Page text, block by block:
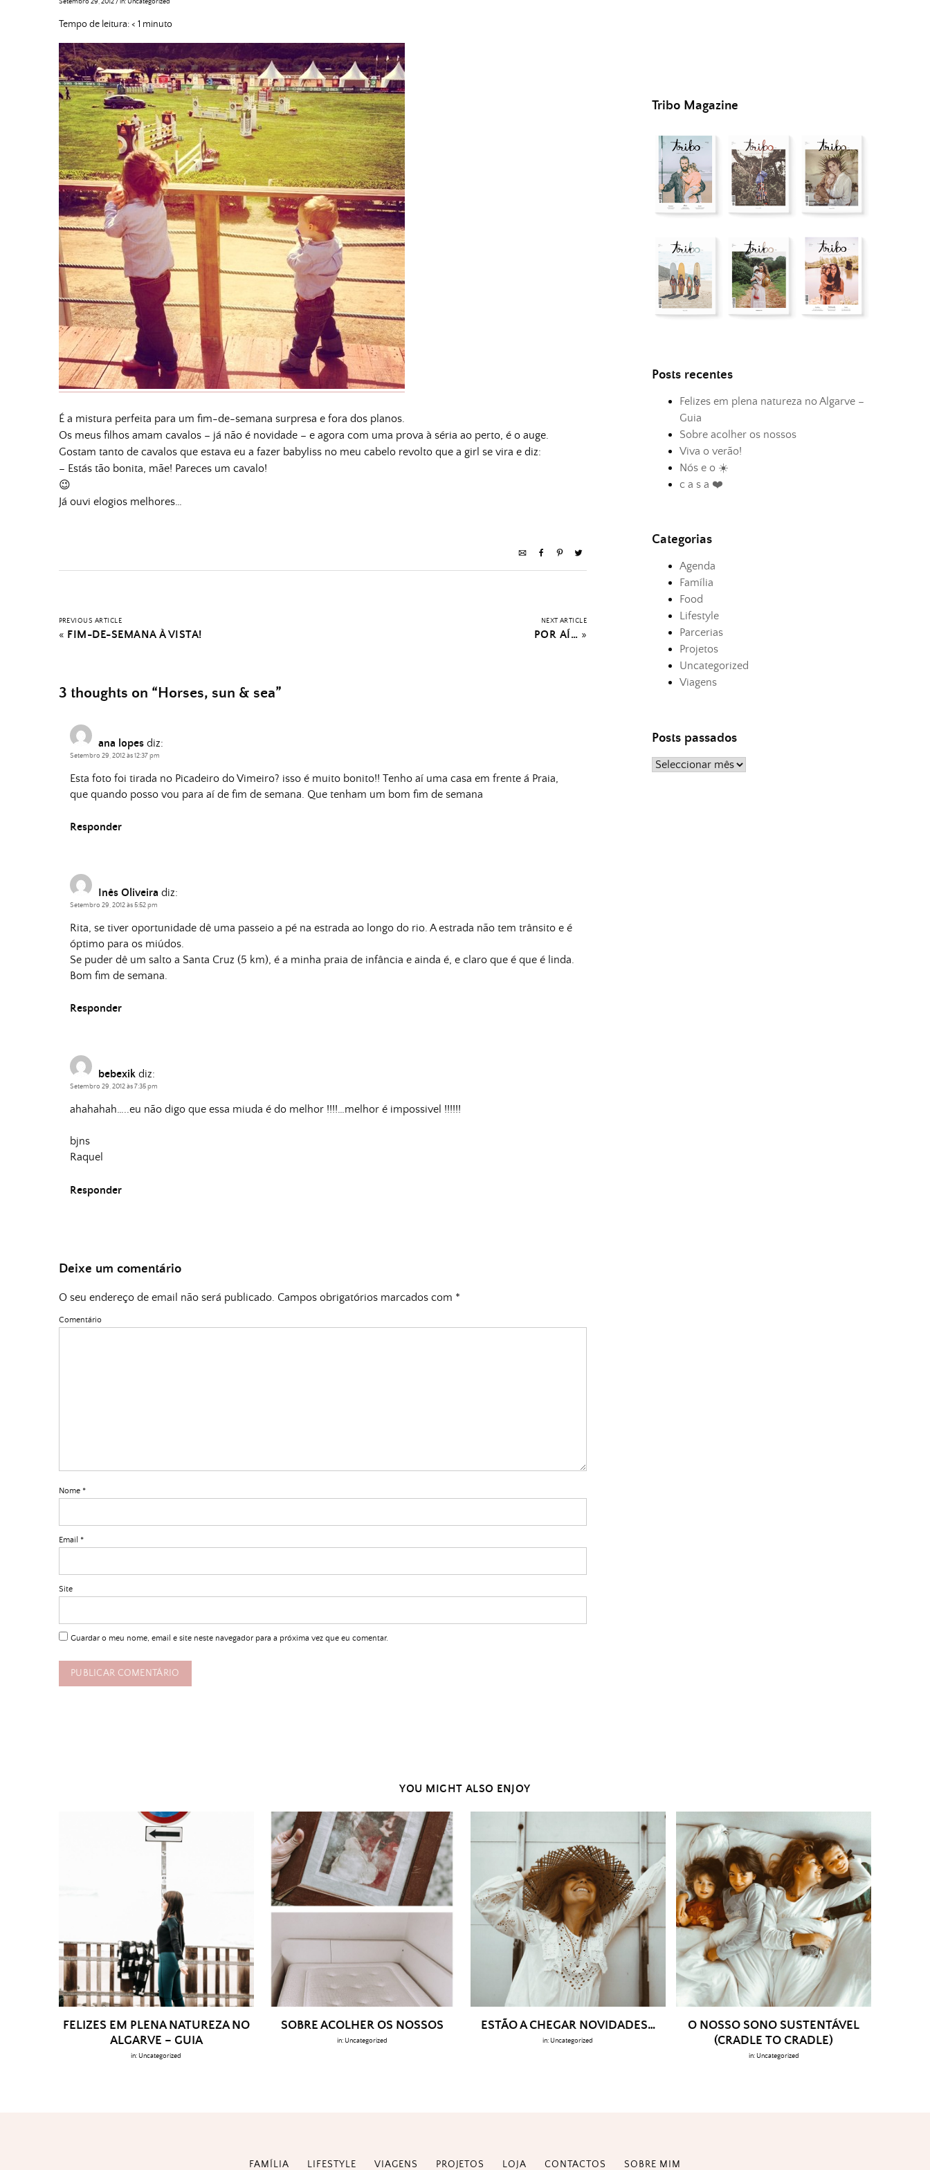
Tempo de leitura:< 1 minuto
É a mistura perfeita para um fim-de-semana surpresa e fora dos planos.
Os meus filhos amam cavalos – já não é novidade – e agora com uma prova à séria ao perto, é o auge.
Gostam tanto de cavalos que estava eu a fazer babyliss no meu cabelo revolto que a girl se vira e diz:
– Estás tão bonita, mãe! Pareces um cavalo!
😉
Já ouvi elogios melhores…
PREVIOUS ARTICLE
« FIM-DE-SEMANA À VISTA!
NEXT ARTICLE
POR AÍ… »
3 thoughts on “ Horses, sun & sea”
ana lopes diz:
Setembro 29, 2012 às 12:37 pm
Esta foto foi tirada no Picadeiro do Vimeiro? isso é muito bonito!! Tenho aí uma casa em frente á Praia,
que quando posso vou para aí de fim de semana. Que tenham um bom fim de semana
Responder
Inês Oliveira diz:
Setembro 29, 2012 às 5:52 pm
Rita, se tiver oportunidade dê uma passeio a pé na estrada ao longo do rio. A estrada não tem trânsito e é
óptimo para os miúdos.
Se puder dê um salto a Santa Cruz (5 km), é a minha praia de infância e ainda é, e claro que é que é linda.
Bom fim de semana.
Responder
bebexik diz:
Setembro 29, 2012 às 7:35 pm
ahahahah…..eu não digo que essa miuda é do melhor !!!!…melhor é impossivel !!!!!!
bjns
Raquel
Responder
Deixe um comentário
O seu endereço de email não será publicado. Campos obrigatórios marcados com *
Comentário
Nome *
Email *
Site
Guardar o meu nome, email e site neste navegador para a próxima vez que eu comentar.
Tribo Magazine
Posts recentes
Felizes em plena natureza no Algarve –
Guia
Sobre acolher os nossos
Viva o verão!
Nós e o ☀️
c a s a ❤️
Categorias
Agenda
Família
Food
Lifestyle
Parcerias
Projetos
Uncategorized
Viagens
Posts passados
Posts
YOU MIGHT ALSO ENJOY
FELIZES EM PLENA NATUREZA NO
ALGARVE – GUIA
in: Uncategorized
SOBRE ACOLHER OS NOSSOS
in: Uncategorized
ESTÃO A CHEGAR NOVIDADES…
in: Uncategorized
O NOSSO SONO SUSTENTÁVEL
(CRADLE TO CRADLE)
in: Uncategorized
FAMÍLIA LIFESTYLE VIAGENS PROJETOS LOJA CONTACTOS SOBRE MIM